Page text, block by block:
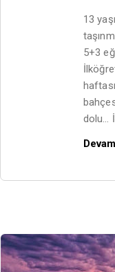
13
5+3
dolu…